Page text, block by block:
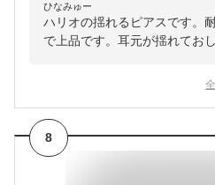
ひなみゅー
ハリオの揺れるピアスです。
で上品です。耳元が揺れてお
8